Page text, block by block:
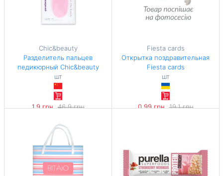
Chic&beauty
Разделитель пальцев
педикюрный Chic&beauty
шт
1,9 грн 46,9 грн
Fiesta cards
Открытка поздравительная
Fiesta cards
шт
0,99 грн 19,1 грн